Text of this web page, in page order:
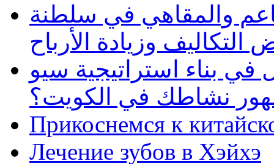
والمقاهي في سلطنة
وزيادة الأرباح
بناء استراتيجية سيو
نشاطك في الكويت؟
Прикоснемся к
Лечение зубов в Хэйхэ